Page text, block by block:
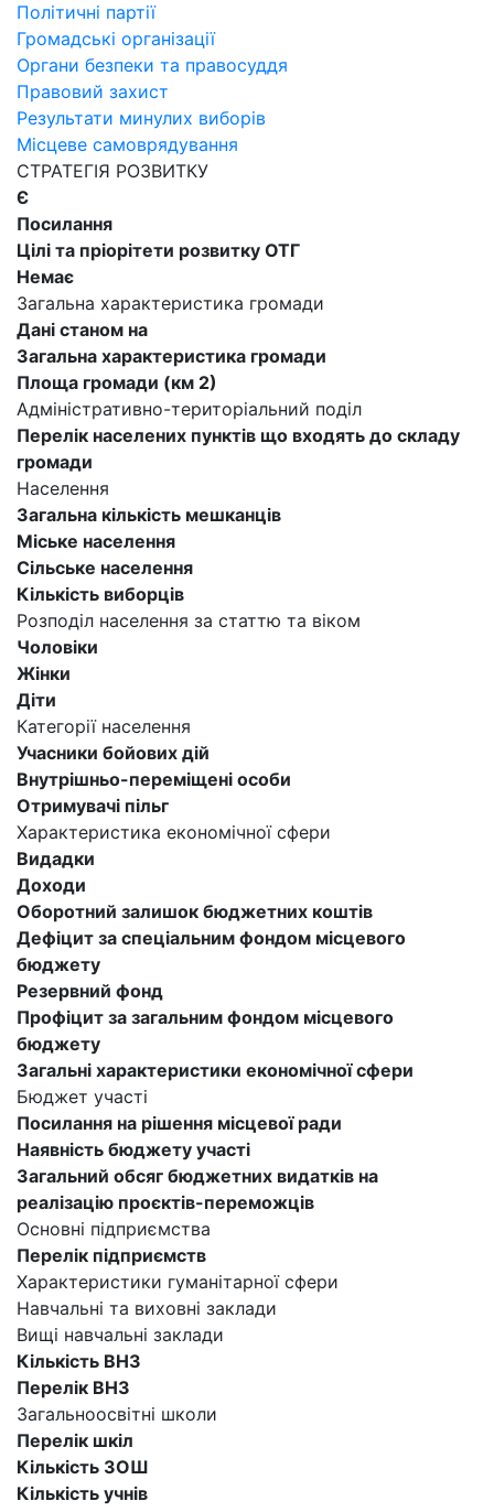
Політичні партії
Громадські організації
Органи безпеки та правосуддя
Правовий захист
Результати минулих виборів
Місцеве самоврядування
СТРАТЕГІЯ РОЗВИТКУ
Є
Посилання
Цілі та пріорітети розвитку ОТГ
Немає
Загальна характеристика громади
Дані станом на
Загальна характеристика громади
Площа громади (км 2)
Адміністративно-територіальний поділ
Перелік населених пунктів що входять до складу
громади
Населення
Загальна кількість мешканців
Міське населення
Сільське населення
Кількість виборців
Розподіл населення за статтю та віком
Чоловіки
Жінки
Діти
Категорії населення
Учасники бойових дій
Внутрішньо-переміщені особи
Отримувачі пільг
Характеристика економічної сфери
Видадки
Доходи
Оборотний залишок бюджетних коштів
Дефіцит за спеціальним фондом місцевого
бюджету
Резервний фонд
Профіцит за загальним фондом місцевого
бюджету
Загальні характеристики економічної сфери
Бюджет участі
Посилання на рішення місцевої ради
Наявність бюджету участі
Загальний обсяг бюджетних видатків на
реалізацію проєктів-переможців
Основні підприємства
Перелік підприємств
Характеристики гуманітарної сфери
Навчальні та виховні заклади
Вищі навчальні заклади
Кількість ВНЗ
Перелік ВНЗ
Загальноосвітні школи
Перелік шкіл
Кількість ЗОШ
Кількість учнів